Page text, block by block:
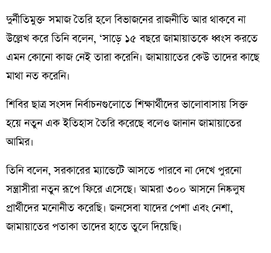
দুর্নীতিমুক্ত সমাজ তৈরি হলে বিভাজনের রাজনীতি আর থাকবে না
উল্লেখ করে তিনি বলেন, ‘সাড়ে ১৫ বছরে জামায়াতকে ধ্বংস করতে
এমন কোনো কাজ নেই তারা করেনি। জামায়াতের কেউ তাদের কাছে
মাথা নত করেনি।
শিবির ছাত্র সংসদ নির্বাচনগুলোতে শিক্ষার্থীদের ভালোবাসায় সিক্ত
হয়ে নতুন এক ইতিহাস তৈরি করেছে বলেও জানান জামায়াতের
আমির।
তিনি বলেন, সরকারের ম্যান্ডেটে আসতে পারবে না দেখে পুরনো
সন্ত্রাসীরা নতুন রূপে ফিরে এসেছে। আমরা ৩০০ আসনে নিষ্কলুষ
প্রার্থীদের মনোনীত করেছি। জনসেবা যাদের পেশা এবং নেশা,
জামায়াতের পতাকা তাদের হাতে তুলে দিয়েছি।